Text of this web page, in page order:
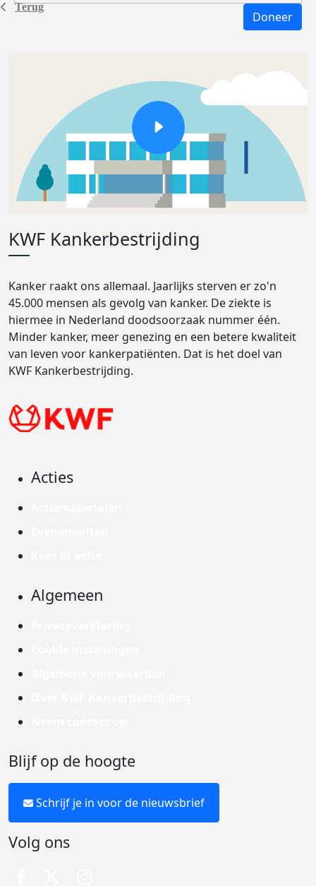
Terug
Doneer
KWF Kankerbestrijding
Kanker raakt ons allemaal. Jaarlijks sterven er zo'n
45.000 mensen als gevolg van kanker. De ziekte is
hiermee in Nederland doodsoorzaak nummer één.
Minder kanker, meer genezing en een betere kwaliteit
van leven voor kankerpatiënten. Dat is het doel van
KWF Kankerbestrijding.
Acties
Algemeen
Blijf op de hoogte
Schrijf je in voor de nieuwsbrief
Volg ons